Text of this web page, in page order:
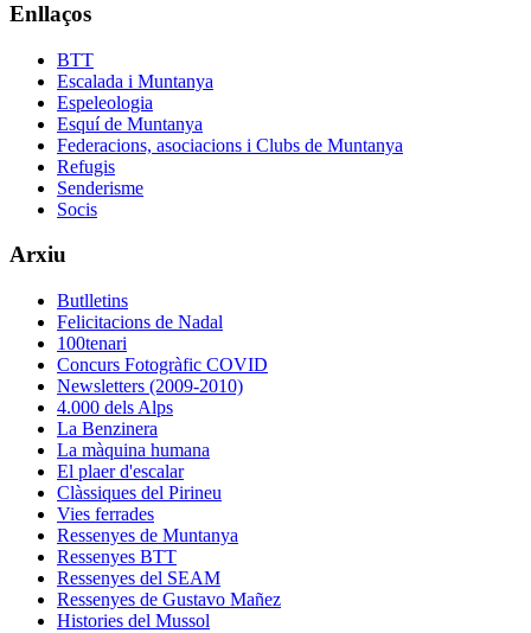
Enllaços
BTT
Escalada i Muntanya
Espeleologia
Esquí de Muntanya
Federacions, asociacions i Clubs de Muntanya
Refugis
Senderisme
Socis
Arxiu
Butlletins
Felicitacions de Nadal
100tenari
Concurs Fotogràfic COVID
Newsletters (2009-2010)
4.000 dels Alps
La Benzinera
La màquina humana
El plaer d'escalar
Clàssiques del Pirineu
Vies ferrades
Ressenyes de Muntanya
Ressenyes BTT
Ressenyes del SEAM
Ressenyes de Gustavo Mañez
Histories del Mussol